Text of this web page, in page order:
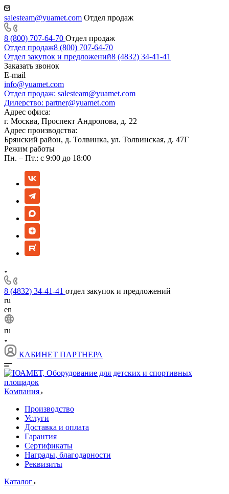
salesteam@yuamet.com Отдел продаж
8 (800) 707-64-70 Отдел продаж
Отдел продаж8 (800) 707-64-70
Отдел закупок и предложений8 (4832) 34-41-41
Заказать звонок
E-mail
info@yuamet.com
Отдел продаж: salesteam@yuamet.com
Дилерство: partner@yuamet.com
Адрес офиса:
г. Москва, Проспект Андропова, д. 22
Адрес производства:
Брянский район, д. Толвинка, ул. Толвинская, д. 47Г
Режим работы
Пн. – Пт.: с 9:00 до 18:00
8 (4832) 34-41-41 отдел закупок и предложений
ru
en
ru
КАБИНЕТ ПАРТНЕРА
Компания
Производство
Услуги
Доставка и оплата
Гарантия
Сертификаты
Награды, благодарности
Реквизиты
Каталог